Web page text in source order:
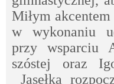
Miłym akcentem
w wykonaniu
przy wsparciu
szóstej oraz
Jasełka